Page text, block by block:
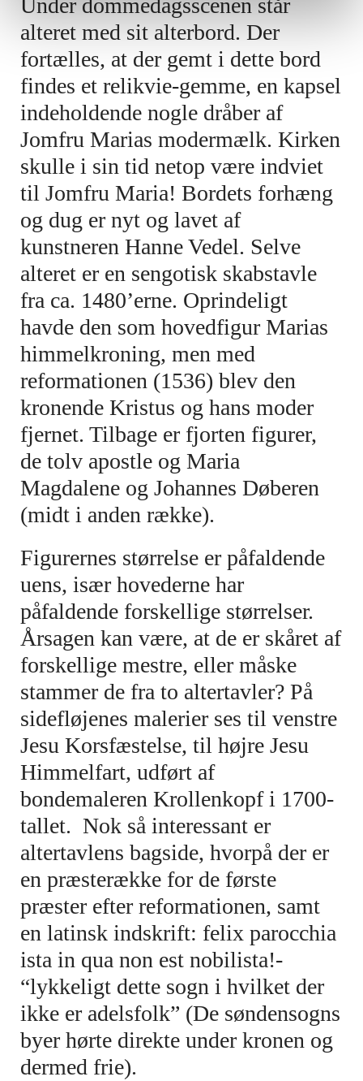
Under dommedagsscenen står
alteret med sit alterbord. Der
fortælles, at der gemt i dette bord
findes et relikvie-gemme, en kapsel
indeholdende nogle dråber af
Jomfru Marias modermælk. Kirken
skulle i sin tid netop være indviet
til Jomfru Maria! Bordets forhæng
og dug er nyt og lavet af
kunstneren Hanne Vedel. Selve
alteret er en sengotisk skabstavle
fra ca. 1480’erne. Oprindeligt
havde den som hovedfigur Marias
himmelkroning, men med
reformationen (1536) blev den
kronende Kristus og hans moder
fjernet. Tilbage er fjorten figurer,
de tolv apostle og Maria
Magdalene og Johannes Døberen
(midt i anden række).
Figurernes størrelse er påfaldende
uens, især hovederne har
påfaldende forskellige størrelser.
Årsagen kan være, at de er skåret af
forskellige mestre, eller måske
stammer de fra to altertavler? På
sidefløjenes malerier ses til venstre
Jesu Korsfæstelse, til højre Jesu
Himmelfart, udført af
bondemaleren Krollenkopf i 1700-
tallet. Nok så interessant er
altertavlens bagside, hvorpå der er
en præsterække for de første
præster efter reformationen, samt
en latinsk indskrift: felix parocchia
ista in qua non est nobilista!-
“lykkeligt dette sogn i hvilket der
ikke er adelsfolk” (De søndensogns
byer hørte direkte under kronen og
dermed frie).